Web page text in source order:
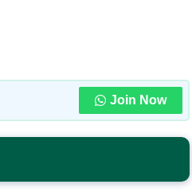
Join Now